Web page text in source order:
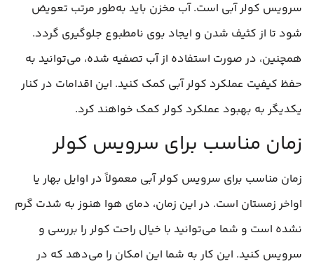
سرویس کولر آبی است. آب مخزن باید به‌طور مرتب تعویض
شود تا از کثیف شدن و ایجاد بوی نامطبوع جلوگیری گردد.
همچنین، در صورت استفاده از آب تصفیه شده، می‌توانید به
حفظ کیفیت عملکرد کولر آبی کمک کنید. این اقدامات در کنار
یکدیگر به بهبود عملکرد کولر کمک خواهند کرد.
زمان مناسب برای سرویس کولر
زمان مناسب برای سرویس کولر آبی معمولاً در اوایل بهار یا
اواخر زمستان است. در این زمان، دمای هوا هنوز به شدت گرم
نشده است و شما می‌توانید با خیال راحت کولر را بررسی و
سرویس کنید. این کار به شما این امکان را می‌دهد که در